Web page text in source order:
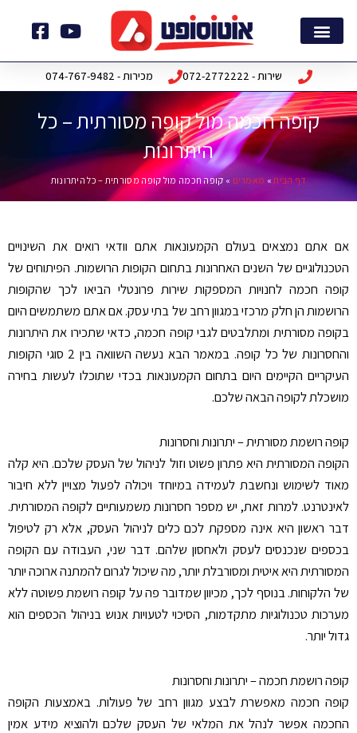
שירות - 072-2772222 מכירות - 074-767-9482
קופה חכמה מול קופה מסורתית – כל
היתרונות
דף הבית » מאמרים » קופה חכמה מול קופה מסורתית – כל היתרונות
אם אתם נמצאים בעולם הקמעונאות אתם וודאי רואים את השינויים
הטכנולוגיים של השנים האחרונות בתחום הקופות הרושמות. הפיתוחים של
קופה חכמה לחנויות המספקות שירות פרונטלי הביאו לכך שהקופות
הרושמות הן חלק מרכזי במגוון רחב של בתי עסק. אם אתם משתמשים היום
בקופה מסורתית ומתלבטים לגבי קופה חכמה, כדאי שתכירו את היתרונות
והחסרונות של כל קופה. במאמר הבא נעשה השוואה בין 2 סוגי הקופות
העיקריים הקיימים היום בתחום הקמעונאות בכדי שתוכלו לעשות בחירה
מושכלת לקופה הבאה שלכם.
קופה רושמת מסורתית – יתרונות וחסרונות
הקופה המסורתית היא פתרון פשוט וזול לניהול של העסק שלכם. היא קלה
מאוד לשימוש ונחשבת לעמידה במיוחד ויכולה לפעול מצויין ללא חיבור
לאינטרנט. למרות זאת, יש מספר חסרונות משמעותיים לקופה המסורתית.
דבר ראשון היא אינה מספקת לכם כלים לניהול העסק, אלא רק לטיפול
בכספים שנכנסים לעסק ולאחסון שלהם. דבר שני, העבודה עם הקופה
המסורתית היא איטית ומסורבלת יותר, מה שיכול לגרום להמתנה ארוכה יותר
של הלקוחות. בנוסף לכך, מכיוון שמדובר פה על קופה רושמת פשוטה ללא
מערכות טכנולוגיות מתקדמות, הסיכוי לטעויות אנוש בניהול הכספים הוא
גדול יותר.
קופה רושמת חכמה – יתרונות וחסרונות
קופה חכמה מאפשרת לבצע מגוון רחב של פעולות. באמצעות הקופה
החכמה אפשר לנהל את המלאי של העסק שלכם ולהוציא מידע אמין